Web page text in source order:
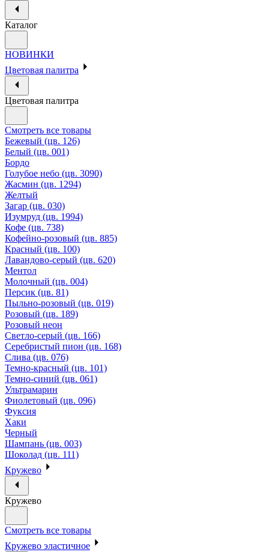
Каталог
НОВИНКИ
Цветовая палитра
Цветовая палитра
Смотреть все товары
Бежевый (цв. 126)
Белый (цв. 001)
Бордо
Голубое небо (цв. 3090)
Жасмин (цв. 1294)
Желтый
Загар (цв. 030)
Изумруд (цв. 1994)
Кофе (цв. 738)
Кофейно-розовый (цв. 885)
Красный (цв. 100)
Лавандово-серый (цв. 620)
Ментол
Молочный (цв. 004)
Персик (цв. 81)
Пыльно-розовый (цв. 019)
Розовый (цв. 189)
Розовый неон
Светло-серый (цв. 166)
Серебристый пион (цв. 168)
Слива (цв. 076)
Темно-красный (цв. 101)
Темно-синий (цв. 061)
Ультрамарин
Фиолетовый (цв. 096)
Фуксия
Хаки
Черный
Шампань (цв. 003)
Шоколад (цв. 111)
Кружево
Кружево
Смотреть все товары
Кружево эластичное